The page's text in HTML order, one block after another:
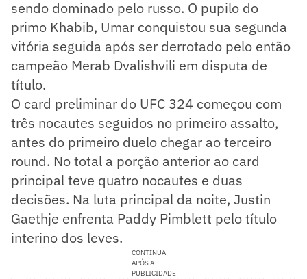
sendo dominado pelo russo. O pupilo do
primo Khabib, Umar conquistou sua segunda
vitória seguida após ser derrotado pelo então
campeão Merab Dvalishvili em disputa de
título.
O card preliminar do UFC 324 começou com
três nocautes seguidos no primeiro assalto,
antes do primeiro duelo chegar ao terceiro
round. No total a porção anterior ao card
principal teve quatro nocautes e duas
decisões. Na luta principal da noite, Justin
Gaethje enfrenta Paddy Pimblett pelo título
interino dos leves.
CONTINUA
APÓS A
PUBLICIDADE